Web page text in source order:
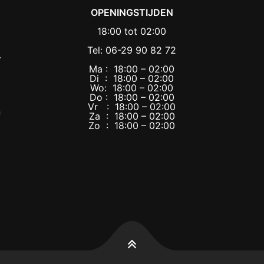
OPENINGSTIJDEN
18:00 tot 02:00
Tel: 06-29 90 82 72
Ma : 18:00 – 02:00
Di : 18:00 – 02:00
Wo: 18:00 – 02:00
Do : 18:00 – 02:00
Vr : 18:00 – 02:00
Za : 18:00 – 02:00
Zo : 18:00 – 02:00